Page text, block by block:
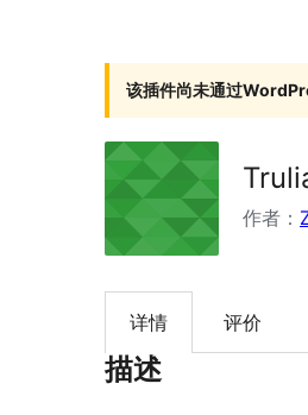
件
该插件尚未通过
作者：
详情 评价
描述